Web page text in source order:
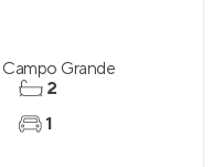
Campo Grande
2
1